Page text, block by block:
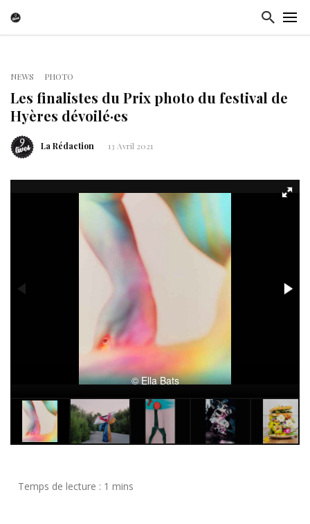
NEWS PHOTO
Les finalistes du Prix photo du festival de
Hyères dévoilé·es
La Rédaction 13 Avril 2021
© Ella Bats